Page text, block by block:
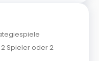
Spieler oder 2